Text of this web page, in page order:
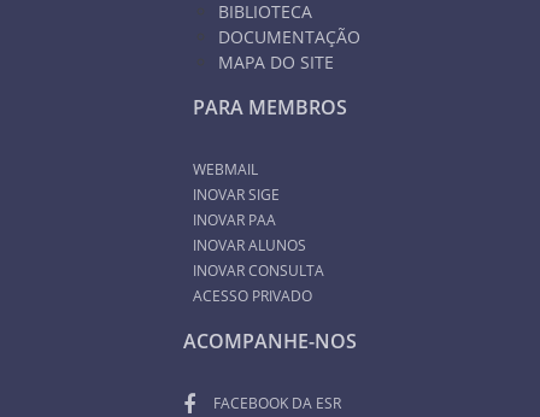
BIBLIOTECA
DOCUMENTAÇÃO
MAPA DO SITE
PARA MEMBROS
WEBMAIL
INOVAR SIGE
INOVAR PAA
INOVAR ALUNOS
INOVAR CONSULTA
ACESSO PRIVADO
ACOMPANHE-NOS
FACEBOOK DA ESR